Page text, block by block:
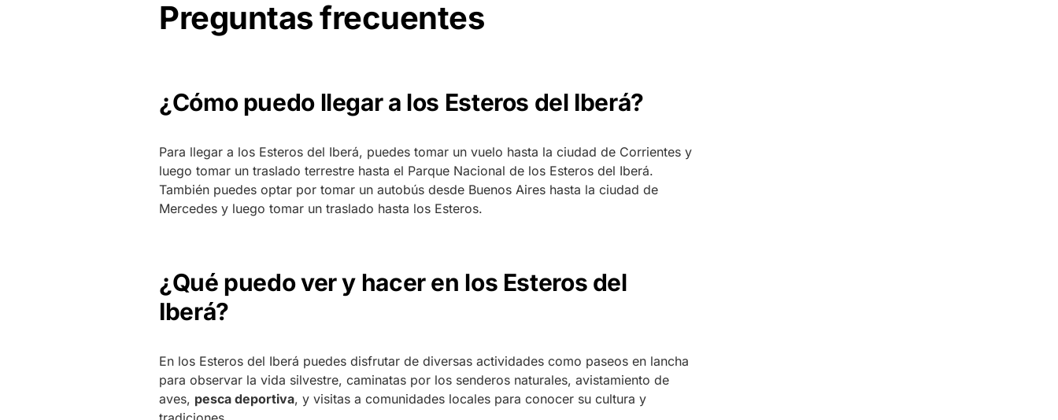
Preguntas frecuentes
¿Cómo puedo llegar a los Esteros del Iberá?
Para llegar a los Esteros del Iberá, puedes tomar un vuelo hasta la ciudad de Corrientes y
luego tomar un traslado terrestre hasta el Parque Nacional de los Esteros del Iberá.
También puedes optar por tomar un autobús desde Buenos Aires hasta la ciudad de
Mercedes y luego tomar un traslado hasta los Esteros.
¿Qué puedo ver y hacer en los Esteros del
Iberá?
En los Esteros del Iberá puedes disfrutar de diversas actividades como paseos en lancha
para observar la vida silvestre, caminatas por los senderos naturales, avistamiento de
aves, pesca deportiva, y visitas a comunidades locales para conocer su cultura y